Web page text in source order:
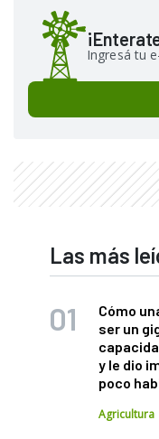
Ingresá tu
Las más
Cómo
ser un
y le dio
poco
Agricultura